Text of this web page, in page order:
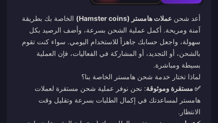
أعد شحن عملات هامستر (Hamster coins)
الخاصة بك بطريقة
آمنة ومريحة. أكمل عملية الشحن بسرعة، وأضف الرصيد بكل
سهولة، واجعل حسابك جاهزاً للاستخدام اليومي. سواء كنت تقوم
بالشحن، أو التجديد، أو المشاركة في الفعاليات، فإن العملية
بسيطة ومباشرة.
لماذا تختار خدمة شحن هامستر الخاصة بنا؟
✅ مستقرة وموثوقة: نحن نوفر عملية شحن مستقرة لعملات
هامستر لمساعدتك في إكمال الطلبات بسرعة وتقليل وقت
الانتظار.